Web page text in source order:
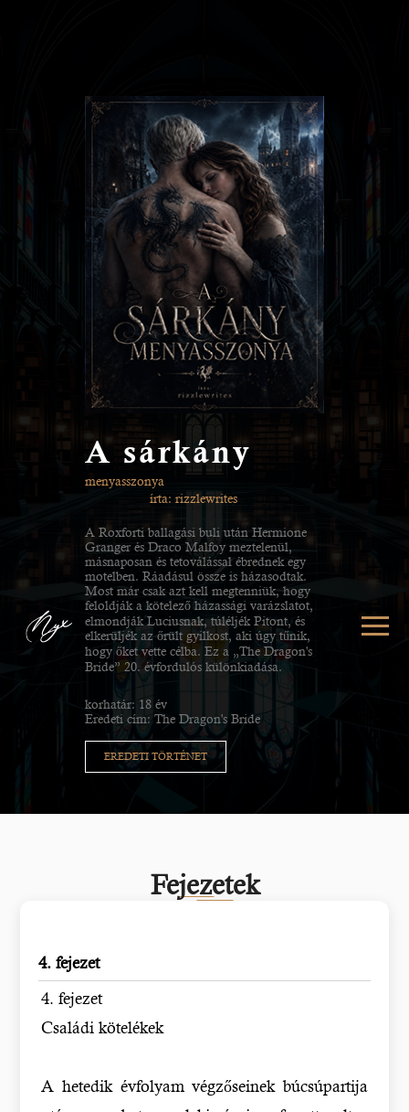
A sárkány
menyasszonya
írta: rizzlewrites
A Roxforti ballagási buli után Hermione
Granger és Draco Malfoy meztelenül,
másnaposan és tetoválással ébrednek egy
motelben. Ráadásul össze is házasodtak.
Most már csak azt kell megtenniük, hogy
feloldják a kötelező házassági varázslatot,
elmondják Luciusnak, túléljék Pitont, és
elkerüljék az őrült gyilkost, aki úgy tűnik,
hogy őket vette célba. Ez a „The Dragon's
Bride” 20. évfordulós különkiadása.
korhatár: 18 év
Eredeti cím: The Dragon's Bride
EREDETI TÖRTÉNET
Fejezetek
4. fejezet
4. fejezet
Családi kötelékek
A hetedik évfolyam végzőseinek búcsúpartija